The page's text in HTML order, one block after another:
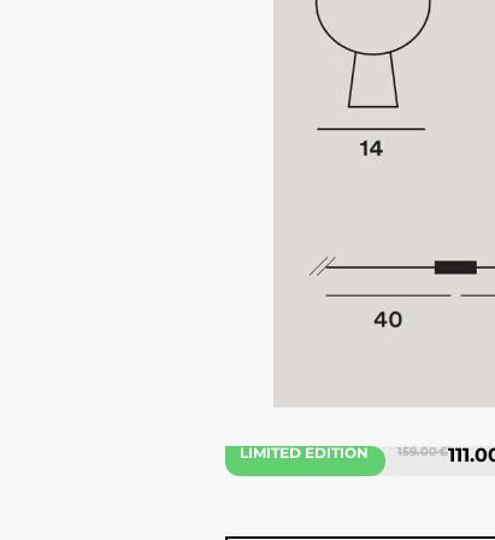
LIMITED EDITION 159.00 €